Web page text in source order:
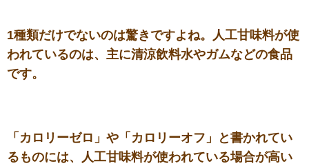
1種類だけでないのは驚きですよね。人工甘味料が使
われているのは、主に清涼飲料水やガムなどの食品
です。
「カロリーゼロ」や「カロリーオフ」と書かれてい
るものには、人工甘味料が使われている場合が高い